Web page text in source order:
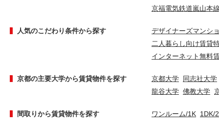
京福電気鉄道嵐山本
人気のこだわり条件から探す
デザイナーズマンシ
二人暮らし向け賃貸
インターネット無料
京都の主要大学から賃貸物件を探す 京都大学 同志社大学
龍谷大学 佛教大学
間取りから賃貸物件を探す ワンルーム/1K 1DK/